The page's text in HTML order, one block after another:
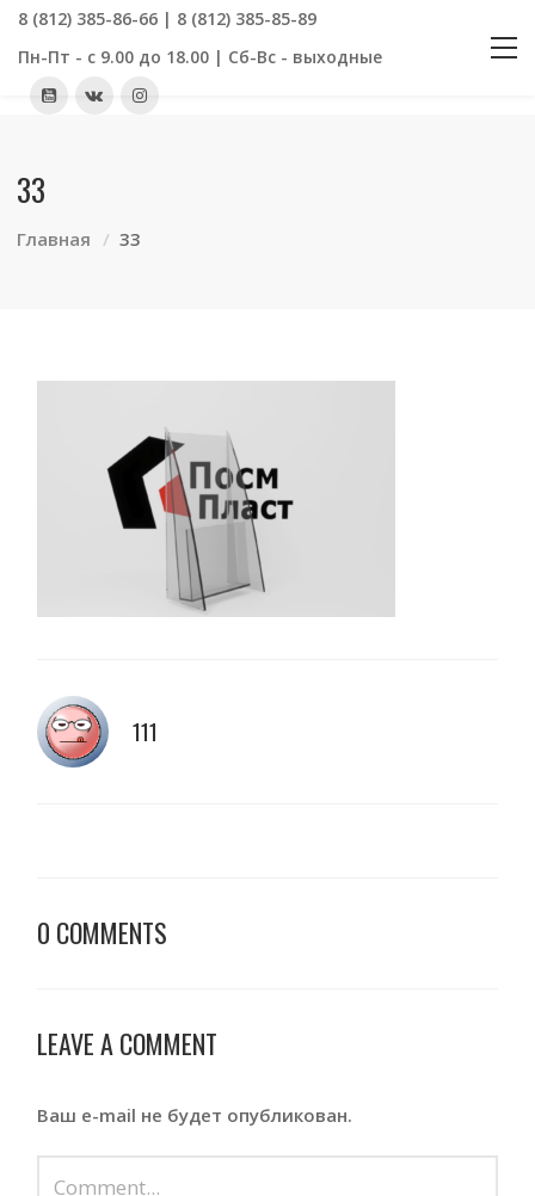
8 (812) 385-86-66 | 8 (812) 385-85-89
Пн-Пт - с 9.00 до 18.00 | Сб-Вс - выходные
33
Главная 33
111
0 COMMENTS
LEAVE A COMMENT
Ваш e-mail не будет опубликован.